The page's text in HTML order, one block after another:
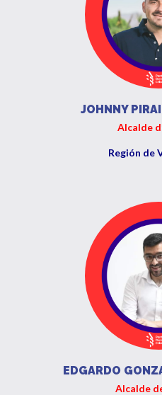
JOHNNY
Alcalde
Región de
EDGARDO
Alcalde